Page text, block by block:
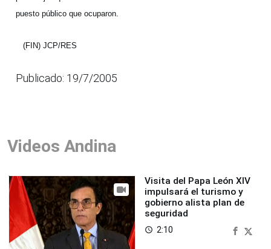
puesto público que ocuparon.
(FIN) JCP/RES
Publicado: 19/7/2005
Videos Andina
Visita del Papa León XIV
impulsará el turismo y
gobierno alista plan de
seguridad
access_time 2:10